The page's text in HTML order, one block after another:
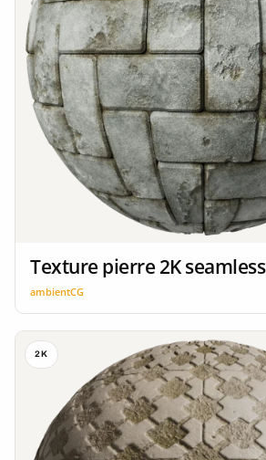
Texture pierre 2K seamless
ambientCG
2K